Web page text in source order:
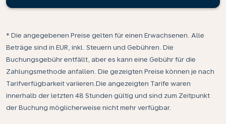
* Die angegebenen Preise gelten für einen Erwachsenen. Alle
Beträge sind in EUR, inkl. Steuern und Gebühren. Die
Buchungsgebühr entfällt, aber es kann eine Gebühr für die
Zahlungsmethode anfallen. Die gezeigten Preise können je nach
Tarifverfügbarkeit variieren.Die angezeigten Tarife waren
innerhalb der letzten 48 Stunden gültig und sind zum Zeitpunkt
der Buchung möglicherweise nicht mehr verfügbar.